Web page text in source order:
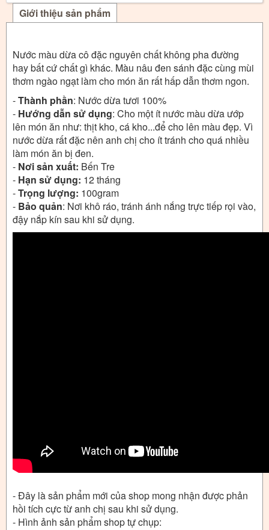
Giới thiệu sản phẩm
Nước màu dừa cô đặc nguyên chất không pha đường
hay bất cứ chất gì khác. Màu nâu đen sánh đặc cùng mùi
thơm ngào ngạt làm cho món ăn rất hấp dẫn thơm ngon.
-Thành phần: Nước dừa tươi 100%
- Hướng dẫn sử dụng: Cho một ít nước màu dừa ướp
lên món ăn như: thịt kho, cá kho...để cho lên màu đẹp. Vì
nước dừa rất đặc nên anh chị cho ít tránh cho quá nhiều
làm món ăn bị đen.
- Nơi sản xuất: Bến Tre
- Hạn sử dụng: 12 tháng
-Trọng lượng: 100gram
- Bảo quản: Nơi khô ráo, tránh ánh nắng trực tiếp rọi vào,
đậy nắp kín sau khi sử dụng.
- Đây là sản phẩm mới của shop mong nhận được phản
hồi tích cực từ anh chị sau khi sử dụng.
- Hình ảnh sản phẩm shop tự chụp: